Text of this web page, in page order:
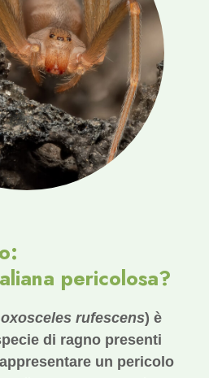
pericolosa?
rufescens) è
di ragno presenti
un pericolo